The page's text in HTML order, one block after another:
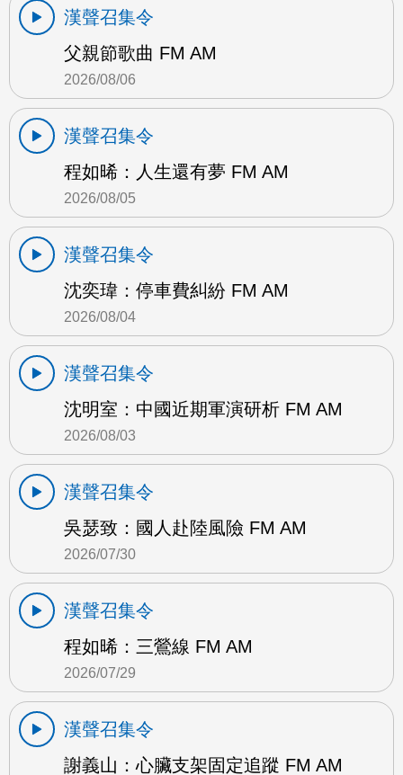
漢聲召集令
父親節歌曲 FM AM
2026/08/06
漢聲召集令
程如晞：人生還有夢 FM AM
2026/08/05
漢聲召集令
沈奕瑋：停車費糾紛 FM AM
2026/08/04
漢聲召集令
沈明室：中國近期軍演研析 FM AM
2026/08/03
漢聲召集令
吳瑟致：國人赴陸風險 FM AM
2026/07/30
漢聲召集令
程如晞：三鶯線 FM AM
2026/07/29
漢聲召集令
謝義山：心臟支架固定追蹤 FM AM